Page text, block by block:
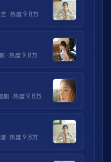
· 热度 9.8万
· 热度 9.8万
剧 · 热度 9.8万
· 热度 9.8万